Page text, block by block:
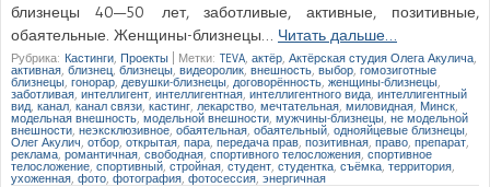
близнецы 40—50 лет, заботливые, активные, позитивные,
обаятельные. Женщины-близнецы… Читать дальше…
Рубрика: Кастинги Проекты Метки: TEVA актёр Актёрская студия Олега Акулича
активная близнец, близнецы, видеоролик, внешность,выбор гомозиготные
близнецы гонорар девушки-близнецы договорённость женщины-близнецы
заботливая интеллигент интеллигентная интеллигентного вида интеллигентный
вид канал ,канал связи кастинг лекарство мечтательная миловидная Минск
модельная внешность ,модельной внешности мужчины-близнецы ,не модельной
внешности неэксклюзивное обаятельная обаятельный однояйцевые близнецы
Олег Акулич отбор открытая пара передача прав позитивная право препарат
реклама романтичная ,свободная спортивного телосложения спортивное
телосложение спортивный стройная студент студентка съёмка ,территория
ухоженная фото фотография, фотосессия энергичная